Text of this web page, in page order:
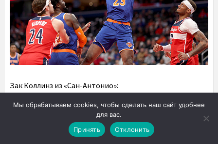
Зак Коллинз из «Сан-Антонио»:
Мы обрабатываем cookies, чтобы сделать наш сайт удобнее
для вас.
Принять
Отклонить